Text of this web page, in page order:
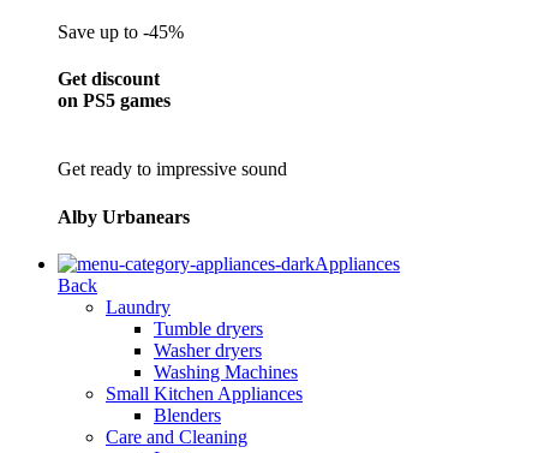
Save up to -45%
Get discount
on PS5 games
Get ready to impressive sound
Alby Urbanears
Appliances
Back
Laundry
Tumble dryers
Washer dryers
Washing Machines
Small Kitchen Appliances
Blenders
Care and Cleaning